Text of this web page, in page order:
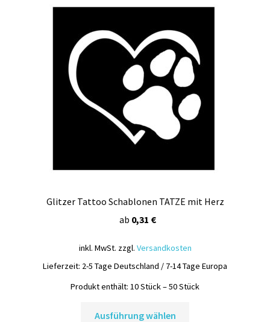
Glitzer Tattoo Schablonen TATZE mit Herz
ab 0,31 €
inkl. MwSt. zzgl. Versandkosten
Lieferzeit: 2-5 Tage Deutschland / 7-14 Tage Europa
Produkt enthält: 10Stück– 50Stück
Ausführung wählen